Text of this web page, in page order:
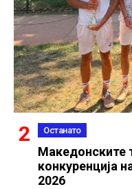
Останато
Македонските
конкуренција
2026